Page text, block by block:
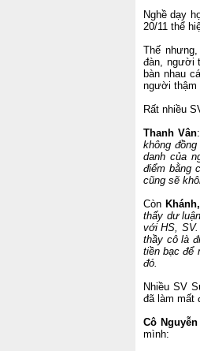
Nghề dạy
20/11 thể
Thế
đàn, người
bàn nhau
người thậm
Rất nhiều
Thanh Vân:
không
danh của
điểm bằng
cũng sẽ
Còn
thấy dư
với HS,
thầy cô là
tiền bạc để
đó.
Nhiều SV
đã làm mất
Cô
mình: